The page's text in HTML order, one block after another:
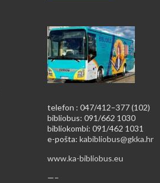
telefon : 047/412–377 (102)
bibliobus: 091/662 1030
bibliokombi: 091/462 1031
e-pošta: kabibliobus@gkka.hr
www.ka-bibliobus.eu
—–